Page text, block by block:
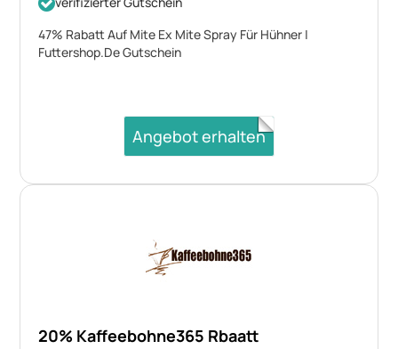
47% Rabatt Auf Mite Ex Mite Spray Für Hühner |
Futtershop.De Gutschein
Angebot erhalten
20% Kaffeebohne365 Rbaatt